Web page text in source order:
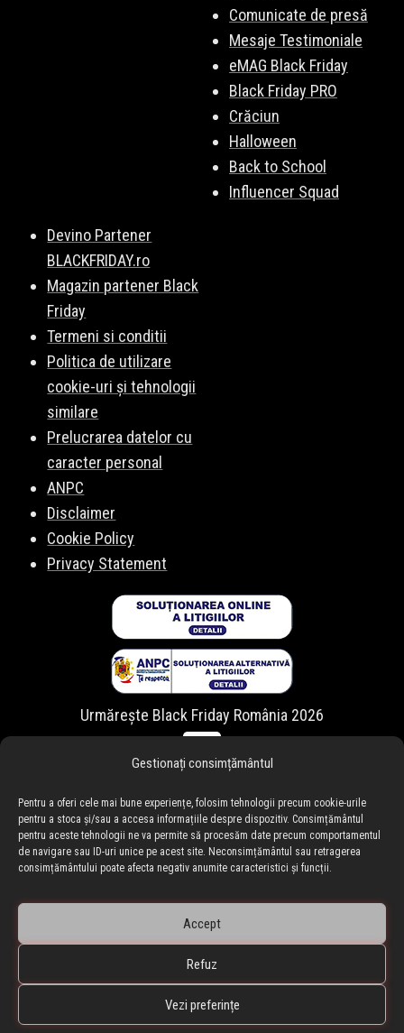
Gestionați consimțământul
Pentru a oferi cele mai bune experiențe, folosim tehnologii precum cookie-urile
pentru a stoca și/sau a accesa informațiile despre dispozitiv. Consimțământul
pentru aceste tehnologii ne va permite să procesăm date precum comportamentul
de navigare sau ID-uri unice pe acest site. Neconsimțământul sau retragerea
consimțământului poate afecta negativ anumite caracteristici și funcții.
Accept
Refuz
Vezi preferințe
Comunicate de presă
Mesaje Testimoniale
eMAG Black Friday
Black Friday PRO
Crăciun
Halloween
Back to School
Influencer Squad
Devino Partener
BLACKFRIDAY.ro
Magazin partener Black
Friday
Termeni si conditii
Politica de utilizare
cookie-uri și tehnologii
similare
Prelucrarea datelor cu
caracter personal
ANPC
Disclaimer
Cookie Policy
Privacy Statement
Urmărește Black Friday România 2026
🇷🇴 blackfriday.ro•🇧🇬 blackfriday.bg
BLACKFRIDAY.ro • Black Friday Romania ® Copyright © 2010-
2026